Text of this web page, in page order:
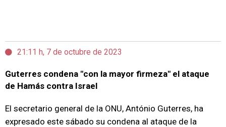
21:11 h, 7 de octubre de 2023
Guterres condena "con la mayor firmeza" el ataque
de Hamás contra Israel
El secretario general de la ONU, António Guterres, ha
expresado este sábado su condena al ataque de la